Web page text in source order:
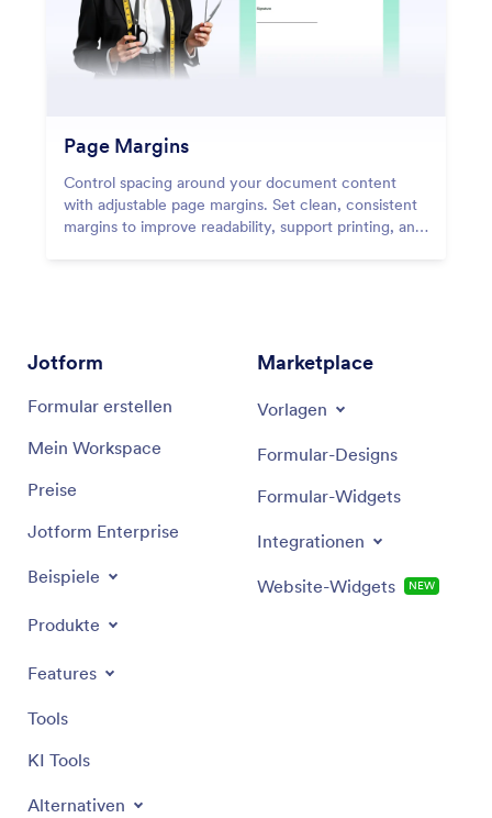
Page Margins
Control spacing around your document content
with adjustable page margins. Set clean, consistent
margins to improve readability, support printing, and
Jotform
Formular erstellen
Mein Workspace
Preise
Jotform Enterprise
Beispiele
Produkte
Features
Tools
KI Tools
Alternativen
Marketplace
Vorlagen
Formular-Designs
Formular-Widgets
Integrationen
Website-Widgets NEW